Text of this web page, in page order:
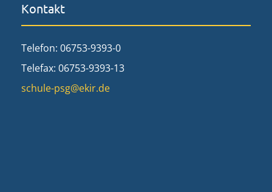
Kontakt
Telefon: 06753-9393-0
Telefax: 06753-9393-13
schule-psg@ekir.de